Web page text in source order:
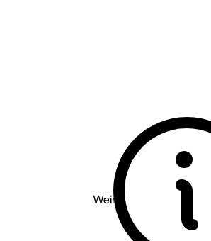
Weingut Knipser - Pfalz
Chardonnay***
trocken